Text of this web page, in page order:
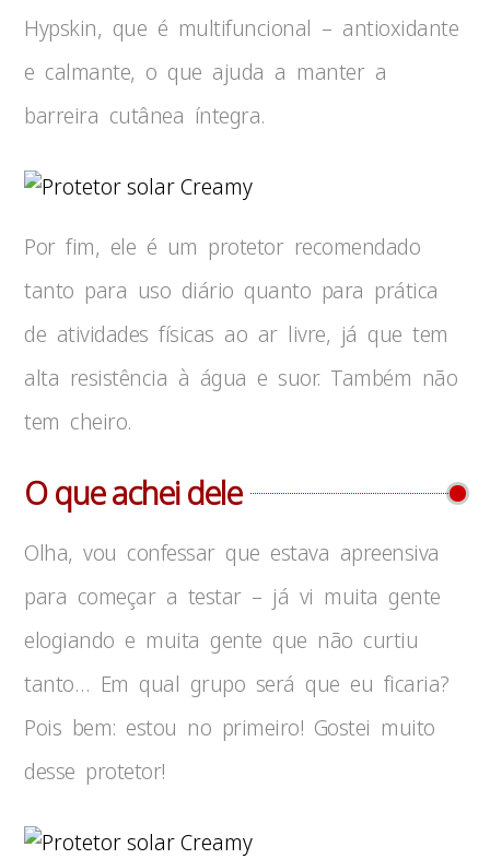
Hypskin, que é multifuncional – antioxidante
e calmante, o que ajuda a manter a
barreira cutânea íntegra.
Por fim, ele é um protetor recomendado
tanto para uso diário quanto para prática
de atividades físicas ao ar livre, já que tem
alta resistência à água e suor. Também não
tem cheiro.
O que achei dele
Olha, vou confessar que estava apreensiva
para começar a testar – já vi muita gente
elogiando e muita gente que não curtiu
tanto… Em qual grupo será que eu ficaria?
Pois bem: estou no primeiro! Gostei muito
desse protetor!